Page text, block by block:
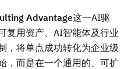
Advantage这一AI驱
复用资产、AI智能体及行业
，将单点成功转化为企业级
，而是在一个通用的、可扩